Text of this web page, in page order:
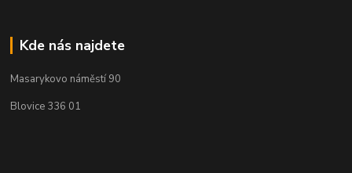
Kde nás najdete
Masarykovo náměstí 90
Blovice 336 01